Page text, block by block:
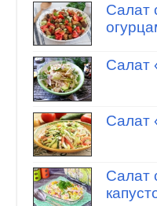
Салат
Салат
Салат
Салат